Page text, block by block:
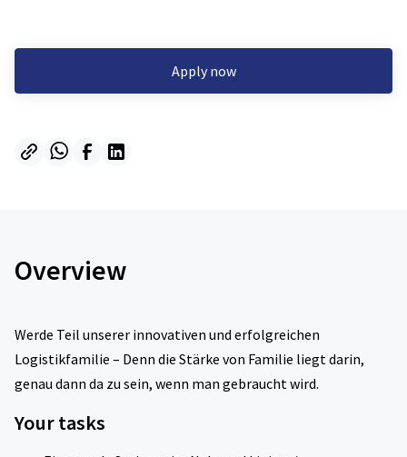
Apply now
Overview
Werde Teil unserer innovativen und erfolgreichen
Logistikfamilie – Denn die Stärke von Familie liegt darin,
genau dann da zu sein, wenn man gebraucht wird.
Your tasks